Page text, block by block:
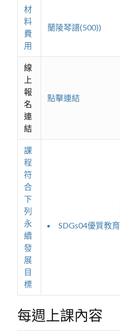
材
料
費
用
蘭陵琴譜(500))
線
上
報
名
連
結
點擊連結
課
程
符
合
下
列
永
續
發
展
目
標
SDGs04優質教育
每週上課內容